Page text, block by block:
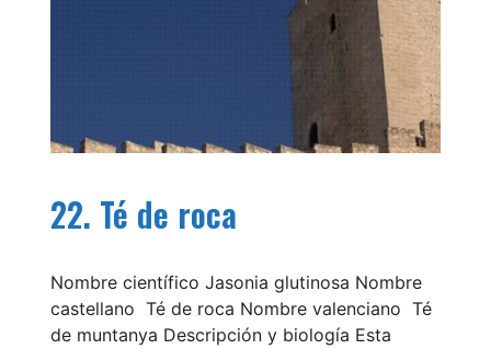
22. Té de roca
Nombre científico Jasonia glutinosa Nombre
castellano Té de roca Nombre valenciano Té
de muntanya Descripción y biología Esta